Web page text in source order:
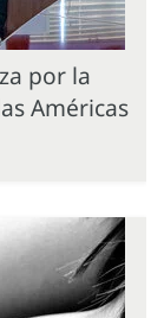
por la
Américas